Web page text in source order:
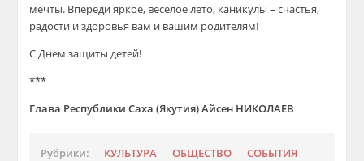
мечты. Впереди яркое, веселое лето, каникулы – счастья,
радости и здоровья вам и вашим родителям!
С Днем защиты детей!
***
Глава Республики Саха (Якутия) Айсен НИКОЛАЕВ
Рубрики: КУЛЬТУРА ОБЩЕСТВО СОБЫТИЯ